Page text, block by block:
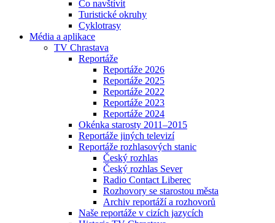
Co navštívit
Turistické okruhy
Cyklotrasy
Média a aplikace
TV Chrastava
Reportáže
Reportáže 2026
Reportáže 2025
Reportáže 2022
Reportáže 2023
Reportáže 2024
Okénka starosty 2011–2015
Reportáže jiných televizí
Reportáže rozhlasových stanic
Český rozhlas
Český rozhlas Sever
Radio Contact Liberec
Rozhovory se starostou města
Archiv reportáží a rozhovorů
Naše reportáže v cizích jazycích